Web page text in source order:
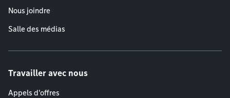
Nous joindre
Salle des médias
Travailler avec nous
Appels d'offres